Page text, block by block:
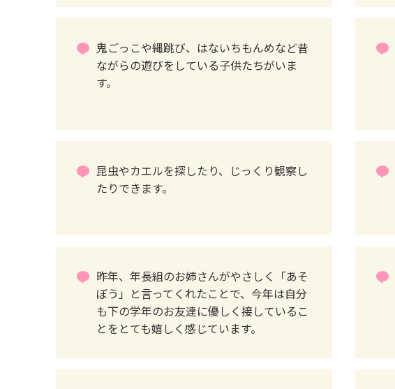
鬼ごっこや縄跳び、はないちもんめなど昔
ながらの遊びをしている子供たちがいま
す。
昆虫やカエルを探したり、じっくり観察し
たりできます。
昨年、年長組のお姉さんがやさしく「あそ
ぼう」と言ってくれたことで、今年は自分
も下の学年のお友達に優しく接しているこ
とをとても嬉しく感じています。